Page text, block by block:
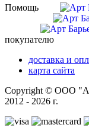
Помощь
покупателю
доставка и
карта сайта
Copyright © ООО
2012 - 2026 г.